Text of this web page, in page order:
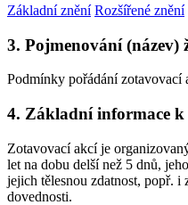
Základní znění Rozšířené znění
3. Pojmenování (název)
Podmínky pořádání zotavovací
4. Základní informace k
Zotavovací akcí je
let na dobu delší než 5 dnů,
jejich tělesnou zdatnost, popř. i
dovednosti.